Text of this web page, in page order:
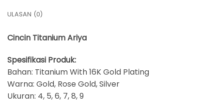
ULASAN (0)
Cincin Titanium Ariya
Spesifikasi Produk:
Bahan: Titanium With 16K Gold Plating
Warna: Gold, Rose Gold, Silver
Ukuran: 4, 5, 6, 7, 8, 9